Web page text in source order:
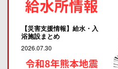
【災害支援情報】給水・入
浴施設まとめ
2026.07.30